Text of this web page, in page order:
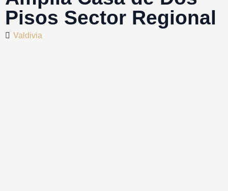
Pisos Sector Regional
Valdivia